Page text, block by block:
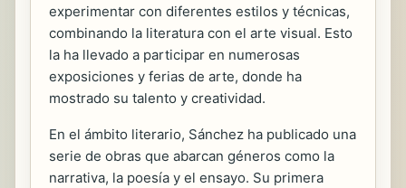
experimentar con diferentes estilos y técnicas,
combinando la literatura con el arte visual. Esto
la ha llevado a participar en numerosas
exposiciones y ferias de arte, donde ha
mostrado su talento y creatividad.
En el ámbito literario, Sánchez ha publicado una
serie de obras que abarcan géneros como la
narrativa, la poesía y el ensayo. Su primera